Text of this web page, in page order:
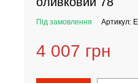
Під замовлення Артикул:
4 007 грн